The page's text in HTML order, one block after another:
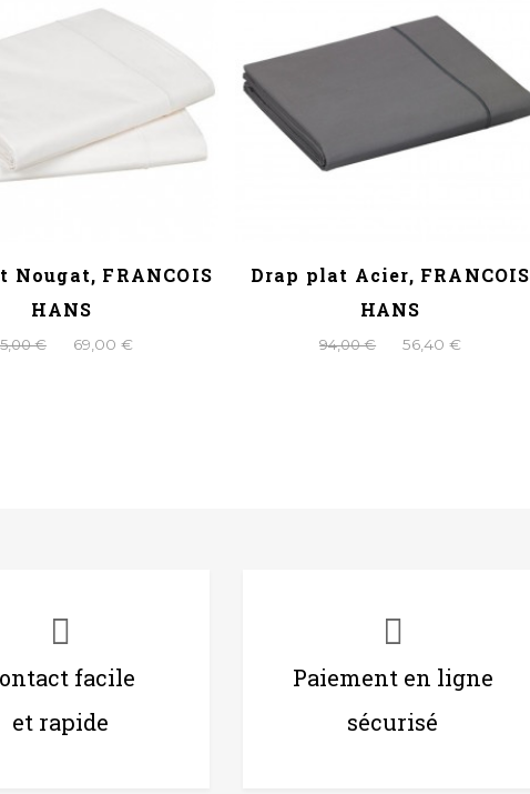
Nougat, FRANCOIS
HANS
€ 69,00 €
Drap plat Acier, FRANCOIS
HANS
94,00 € 56,40 €
facile
et rapide
Paiement en ligne
sécurisé